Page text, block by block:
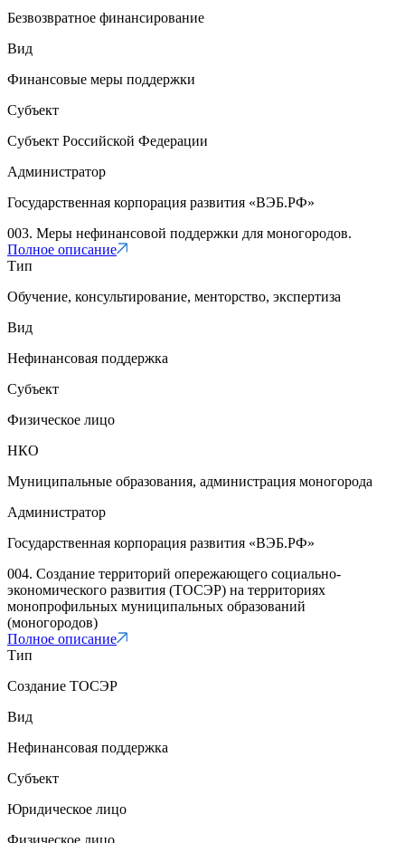
Безвозвратное финансирование
Вид
Финансовые меры поддержки
Субъект
Субъект Российской Федерации
Администратор
Государственная корпорация развития «ВЭБ.РФ»
003. Меры нефинансовой поддержки для моногородов.
Полное описание
Тип
Обучение, консультирование, менторство, экспертиза
Вид
Нефинансовая поддержка
Субъект
Физическое лицо
НКО
Муниципальные образования, администрация моногорода
Администратор
Государственная корпорация развития «ВЭБ.РФ»
004. Создание территорий опережающего социально-
экономического развития (ТОСЭР) на территориях
монопрофильных муниципальных образований
(моногородов)
Полное описание
Тип
Создание ТОСЭР
Вид
Нефинансовая поддержка
Субъект
Юридическое лицо
Физическое лицо